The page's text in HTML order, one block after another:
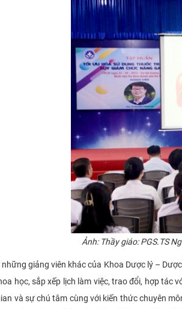
Ảnh: Thầy giáo: PGS.TS
giảng viên khác của Khoa Dược lý – Dược
học, sắp xếp lịch làm việc, trao đổi, hợp
và sự chú tâm cùng với kiến thức chuyên